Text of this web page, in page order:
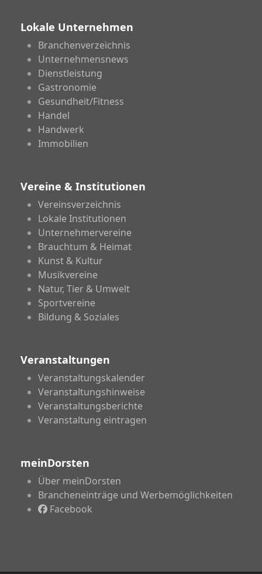
Lokale Unternehmen
Branchenverzeichnis
Unternehmensnews
Dienstleistung
Gastronomie
Gesundheit/Fitness
Handel
Handwerk
Immobilien
Vereine & Institutionen
Vereinsverzeichnis
Lokale Institutionen
Unternehmervereine
Brauchtum & Heimat
Kunst & Kultur
Musikvereine
Natur, Tier & Umwelt
Sportvereine
Bildung & Soziales
Veranstaltungen
Veranstaltungskalender
Veranstaltungshinweise
Veranstaltungsberichte
Veranstaltung eintragen
meinDorsten
Über meinDorsten
Brancheneinträge und Werbemöglichkeiten
Facebook